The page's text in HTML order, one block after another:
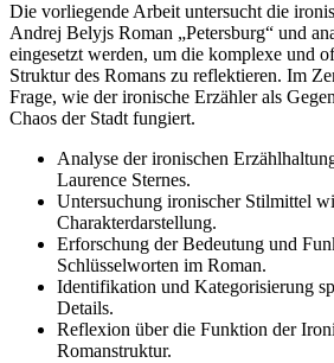
Die vorliegende Arbeit untersucht die
Andrej Belyjs Roman „Petersburg“ und
eingesetzt werden, um die komplexe und
Struktur des Romans zu reflektieren. Im
Frage, wie der ironische Erzähler als
Chaos der Stadt fungiert.
Analyse der ironischen
Laurence Sternes.
Untersuchung ironischer Stilmittel
Charakterdarstellung.
Erforschung der Bedeutung und
Schlüsselworten im Roman.
Identifikation und Kategorisierung
Details.
Reflexion über die Funktion der
Romanstruktur.